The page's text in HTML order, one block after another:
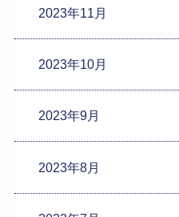
2023年11月
2023年10月
2023年9月
2023年8月